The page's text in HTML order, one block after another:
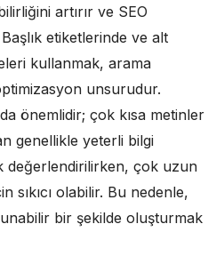
artırır ve SEO
etiketlerinde ve alt
kullanmak, arama
unsurudur.
önemlidir; çok kısa metinler
genellikle yeterli bilgi
değerlendirilirken, çok uzun
sıkıcı olabilir. Bu nedenle,
bir şekilde oluşturmak